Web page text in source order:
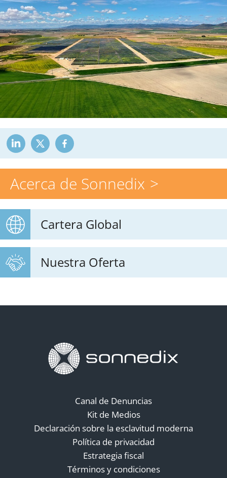
Acerca de Sonnedix
Cartera Global
Nuestra Oferta
Canal de Denuncias
Kit de Medios
Declaración sobre la esclavitud moderna
Política de privacidad
Estrategia fiscal
Términos y condiciones